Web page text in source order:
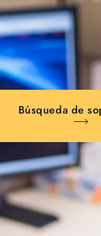
Búsqueda de